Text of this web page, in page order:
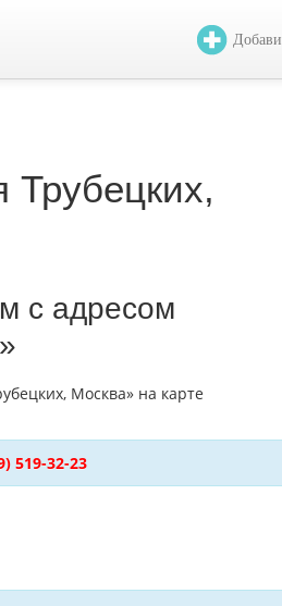
с адресом
519-32-23